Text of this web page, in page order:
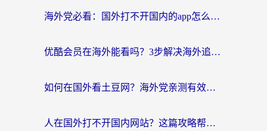
海外党必看：国外打不开国内的app怎么办？3步解决你的乡愁
优酷会员在海外能看吗？3步解决海外追剧难题，附实测好用加速器推荐
如何在国外看土豆网？海外党亲测有效的追剧加速器选择指南
人在国外打不开国内网站？这篇攻略帮你无缝解锁国内资源（附交管12123使用技巧）